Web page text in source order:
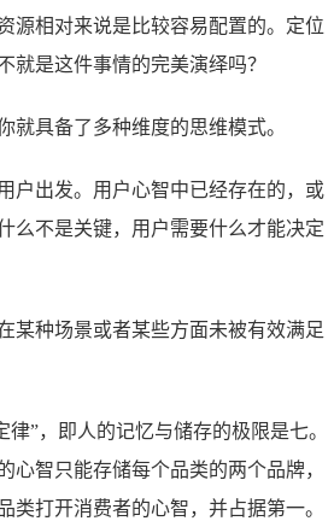
源相对来说是比较容易配置的。定位
是这件事情的完美演绎吗？
具备了多种维度的思维模式。
户出发。用户心智中已经存在的，或
么不是关键，用户需要什么才能决定
某种场景或者某些方面未被有效满足
”，即人的记忆与储存的极限是七。
智只能存储每个品类的两个品牌，
打开消费者的心智，并占据第一。